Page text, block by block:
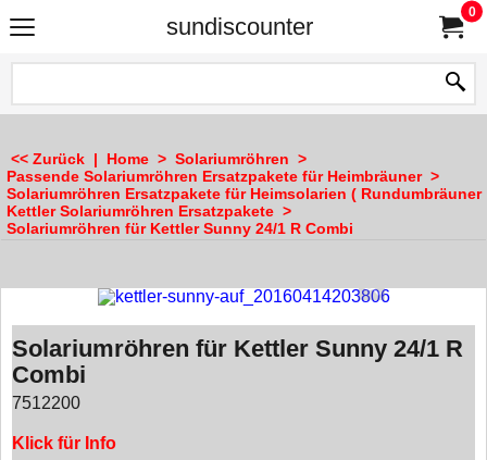
sundiscounter
0
<< Zurück | Home > Solariumröhren >
Passende Solariumröhren Ersatzpakete für Heimbräuner>
Solariumröhren Ersatzpakete für Heimsolarien ( Rundumbräuner
Kettler Solariumröhren Ersatzpakete >
Solariumröhren für Kettler Sunny 24/1 R Combi
Solariumröhren für Kettler Sunny 24/1 R
Combi
7512200
Klick für Info